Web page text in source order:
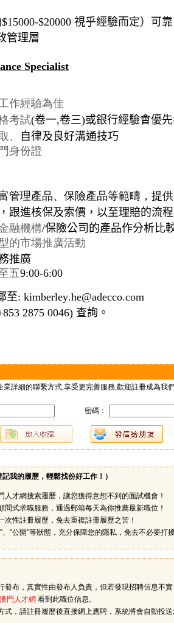
$15000-$20000 視乎經驗而定） 可
管理層
Specialist
作經驗為佳
考試(卷一,卷三)或銀行經驗會優
、
⾃ 律及良好溝通技巧
身份證
管理產品、保險產品等範疇，提
跟進核保及索價，以至理賠的流程
融機構/保險公司的產品作分析比
的市場推廣活動
推廣
五9:00-6:00
至: kimberley.he@adecco.com
2875 0046) 查詢。
業詳細的聯繫方式,享受更完善服務,歡迎註冊成為我
密碼：
我的履歷，輕鬆找份好工作！ ）
人才網搜索履歷，讓您獲得意想不到的面試機會！
問式求職服務，通過郵箱每天為你推薦最新職位！
次性註冊履歷，免去重複註冊履歷之苦！
“公開”等狀態，充分保障您的隱私，免去不必要打擾
發布，真實性由發布人負責，但若發現招聘信息不
澳門人才網 看到此職位信息。
式，請註冊履歷後直接網上應聘，系統將會自動投送